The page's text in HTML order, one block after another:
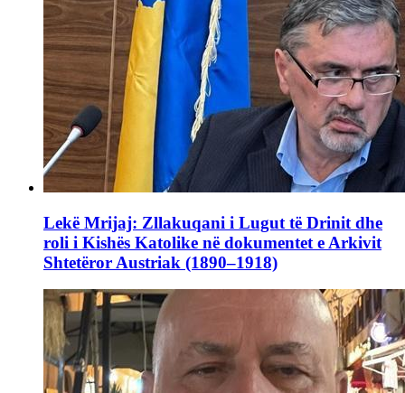
Lekë Mrijaj: Zllakuqani i Lugut të Drinit dhe
roli i Kishës Katolike në dokumentet e Arkivit
Shtetëror Austriak (1890–1918)